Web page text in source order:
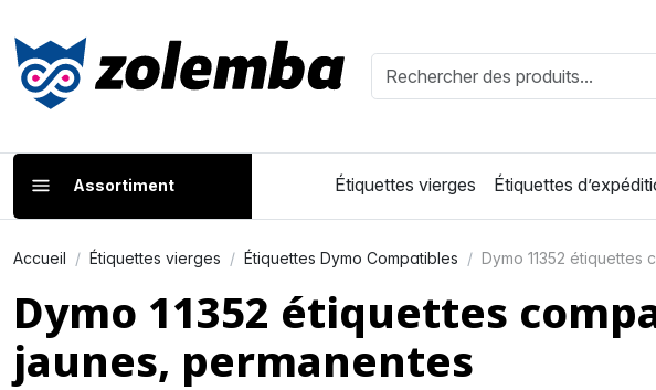
Assortiment Étiquettes vierges Étiquettes
Accueil Étiquettes vierges Étiquettes Dymo Compatibles Dymo 11352 étiquettes
Dymo 11352 étiquettes
jaunes, permanentes